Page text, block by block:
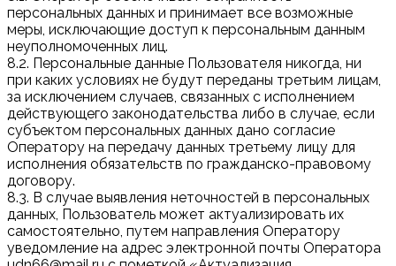
персональных данных и принимает все возможные
меры, исключающие доступ к персональным данным
неуполномоченных лиц.
8.2. Персональные данные Пользователя никогда, ни
при каких условиях не будут переданы третьим лицам,
за исключением случаев, связанных с исполнением
действующего законодательства либо в случае, если
субъектом персональных данных дано согласие
Оператору на передачу данных третьему лицу для
исполнения обязательств по гражданско-правовому
договору.
8.3. В случае выявления неточностей в персональных
данных, Пользователь может актуализировать их
самостоятельно, путем направления Оператору
уведомление на адрес электронной почты Оператора